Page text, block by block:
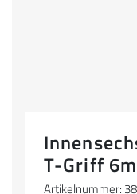
T-Griff
Artikelnummer: